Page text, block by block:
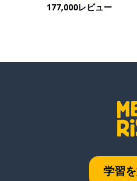
177,000レビュー
学習